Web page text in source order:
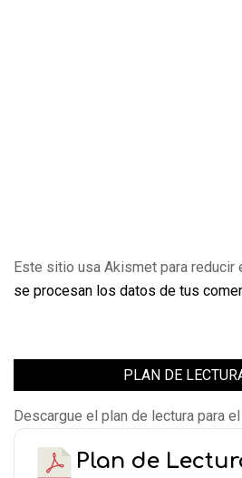
Este sitio usa Akismet para reducir
se procesan los datos de tus
PLAN DE
Descargue el plan de lectura para
Plan de